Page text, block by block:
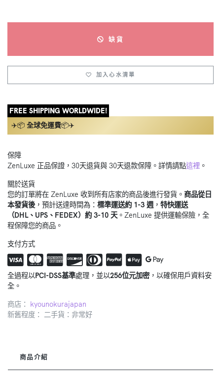
缺貨
加入心水清單
FREE SHIPPING WORLDWIDE!
✈️📦 全球免運費📦✈️
保障
ZenLuxe 正品保證，30天退貨與 30天退款保障。詳情請點這裡 。
關於送貨
您的訂單將在 ZenLuxe 收到所有店家的商品後進行發貨。 商品從日
本發貨後，預計送達時間為： 標準運送約 1-3 週 ， 特快運送
（DHL、UPS、FEDEX）約 3-10 天 。ZenLuxe 提供運輸保險，全
程保障您的商品。
支付方式
全過程以PCI-DSS基準處理，並以256位元加密，以確保用戶資料安
全。
商店： kyounokurajapan
新舊程度： 二手貨：非常好
商品介紹